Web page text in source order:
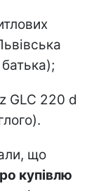
GLC 220 d
що
купівлю